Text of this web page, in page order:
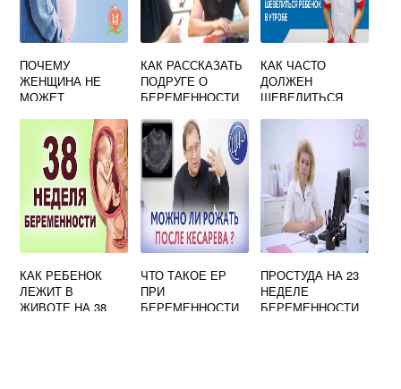
ПОЧЕМУ
ЖЕНЩИНА НЕ
МОЖЕТ
ПОСЛЕ АБОРТА
КАК РАССКАЗАТЬ
ПОДРУГЕ О
БЕРЕМЕННОСТИ
КАК ЧАСТО
ДОЛЖЕН
ШЕВЕЛИТЬСЯ
БЕРЕМЕННОСТИ
КАК РЕБЕНОК
ЛЕЖИТ В
ЖИВОТЕ НА 38
ЧТО ТАКОЕ ЕР
ПРИ
БЕРЕМЕННОСТИ
ПРОСТУДА НА 23
НЕДЕЛЕ
БЕРЕМЕННОСТИ